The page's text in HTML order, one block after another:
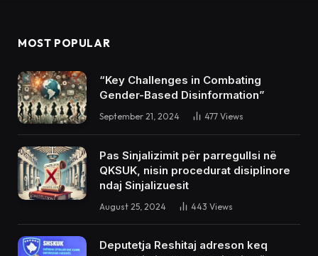
MOST POPULAR
“Key Challenges in Combating
Gender-Based Disinformation”
September 21, 2024 477 Views
Pas Sinjalizimit për parregullsi në
QKSUK, nisin procedurat disiplinore
ndaj Sinjalizuesit
August 25, 2024 443 Views
Deputetja Reshitaj adreson keq